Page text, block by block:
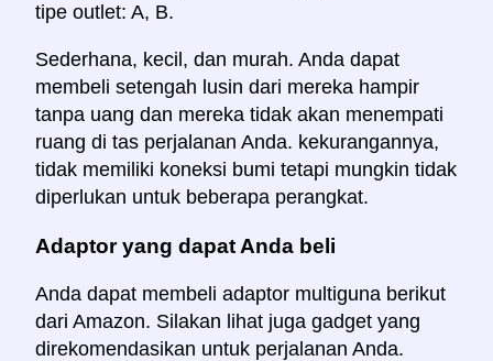
tipe outlet: A, B.
Sederhana, kecil, dan murah. Anda dapat
membeli setengah lusin dari mereka hampir
tanpa uang dan mereka tidak akan menempati
ruang di tas perjalanan Anda. kekurangannya,
tidak memiliki koneksi bumi tetapi mungkin tidak
diperlukan untuk beberapa perangkat.
Adaptor yang dapat Anda beli
Anda dapat membeli adaptor multiguna berikut
dari Amazon. Silakan lihat juga gadget yang
direkomendasikan untuk perjalanan Anda.